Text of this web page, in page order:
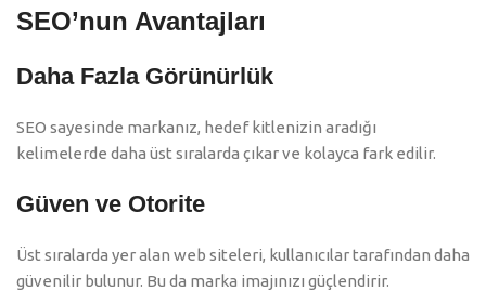
SEO’nun Avantajları
Daha Fazla Görünürlük
SEO sayesinde markanız, hedef kitlenizin aradığı
kelimelerde daha üst sıralarda çıkar ve kolayca fark edilir.
Güven ve Otorite
Üst sıralarda yer alan web siteleri, kullanıcılar tarafından daha
güvenilir bulunur. Bu da marka imajınızı güçlendirir.